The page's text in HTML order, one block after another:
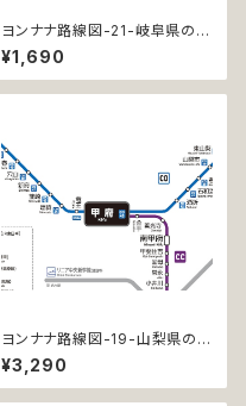
ヨンナナ路線図-21-岐阜県の鉄
道 (Gifu / デジタル / LT)
¥1,690
ヨンナナ路線図-19-山梨県の鉄
道 (Yamanashi / デジタル / L
T-NC)
¥3,290